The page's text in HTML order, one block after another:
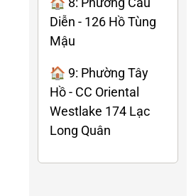
Diễn - 126 Hồ Tùng
Mậu
🏠 9: Phường Tây
Hồ - CC Oriental
Westlake 174 Lạc
Long Quân